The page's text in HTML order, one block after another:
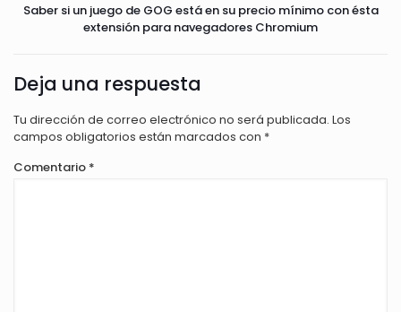
Saber si un juego de GOG está en su precio mínimo con ésta
extensión para navegadores Chromium
Deja una respuesta
Tu dirección de correo electrónico no será publicada. Los
campos obligatorios están marcados con *
Comentario *